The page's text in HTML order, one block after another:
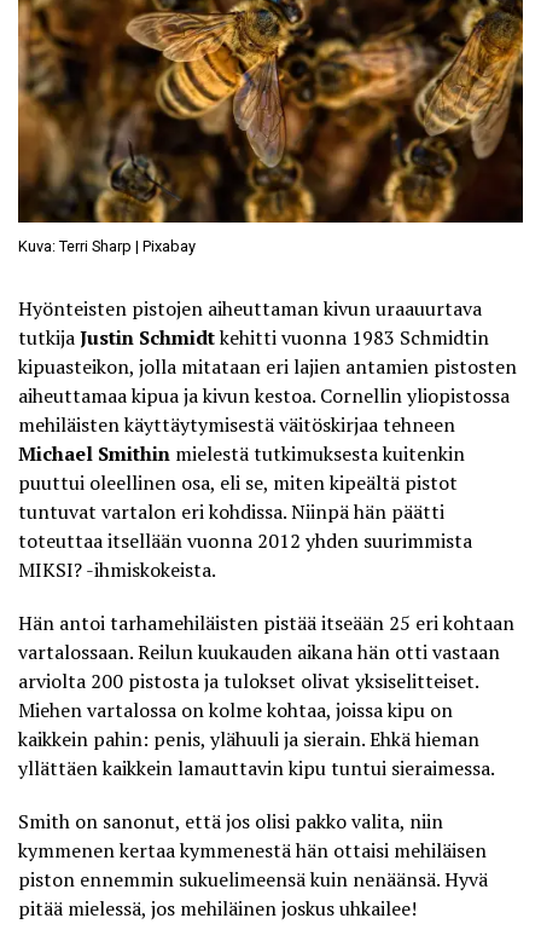
Kuva: Terri Sharp | Pixabay
Hyönteisten pistojen aiheuttaman kivun uraauurtava
tutkijaJustin Schmidtkehitti vuonna 1983 Schmidtin
kipuasteikon, jolla mitataan eri lajien antamien pistosten
aiheuttamaa kipua ja kivun kestoa. Cornellin yliopistossa
mehiläisten käyttäytymisestä väitöskirjaa tehneen
Michael Smithin mielestä tutkimuksesta kuitenkin
puuttui oleellinen osa, eli se, miten kipeältä pistot
tuntuvat vartalon eri kohdissa. Niinpä hän päätti
toteuttaa itsellään vuonna 2012 yhden suurimmista
MIKSI? -ihmiskokeista.
Hän antoi tarhamehiläisten pistää itseään 25 eri kohtaan
vartalossaan. Reilun kuukauden aikana hän otti vastaan
arviolta 200 pistosta ja tulokset olivat yksiselitteiset.
Miehen vartalossa on kolme kohtaa, joissa kipu on
kaikkein pahin: penis, ylähuuli ja sierain. Ehkä hieman
yllättäen kaikkein lamauttavin kipu tuntui sieraimessa.
Smith on sanonut, että jos olisi pakko valita, niin
kymmenen kertaa kymmenestä hän ottaisi mehiläisen
piston ennemmin sukuelimeensä kuin nenäänsä. Hyvä
pitää mielessä, jos mehiläinen joskus uhkailee!